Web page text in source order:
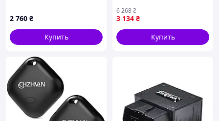
2 760 ₴
Купить
трекер для техники,
Устройство для защиты
вещей от потери, CQS
3 134 ₴
6 268₴
Купить